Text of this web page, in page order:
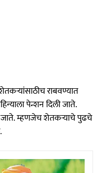
राबवण्यात
पेन्शन दिली जाते.
जाते. म्हणजेच शेतकऱ्याचे पुढचे